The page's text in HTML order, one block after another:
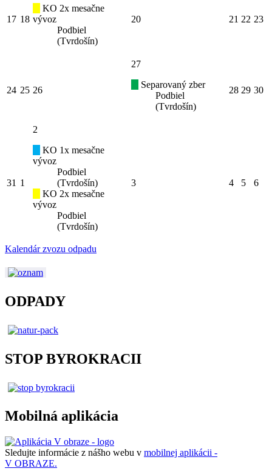
17 18
KO 2x mesačne
vývoz
Podbiel
(Tvrdošín)
20 21 22 23
24 25 26
27
Separovaný zber
Podbiel
(Tvrdošín)
28 29 30
31 1
2
KO 1x mesačne
vývoz
Podbiel
(Tvrdošín)
KO 2x mesačne
vývoz
Podbiel
(Tvrdošín)
3 4 5 6
Kalendár zvozu odpadu
ODPADY
STOP BYROKRACII
Mobilná aplikácia
Sledujte informácie z nášho webu v mobilnej aplikácii -
V OBRAZE.